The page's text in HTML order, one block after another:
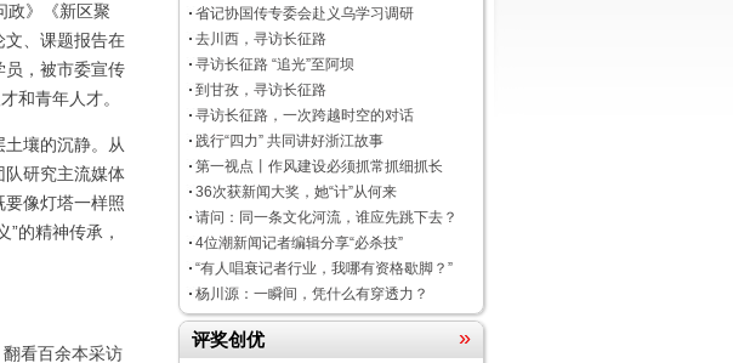
政》《新区聚
文、课题报告在
员，被市委宣传
和青年人才。
壤的沉静。从
队研究主流媒体
像灯塔一样照
的精神传承，
看百余本采访
省记协国传专委会赴义乌学习调研
去川西，寻访长征路
寻访长征路 “追光”至阿坝
到甘孜，寻访长征路
寻访长征路，一次跨越时空的对话
践行“四力” 共同讲好浙江故事
第一视点丨作风建设必须抓常抓细抓长
36次获新闻大奖，她“计”从何来
请问：同一条文化河流，谁应先跳下去？
4位潮新闻记者编辑分享“必杀技”
“有人唱衰记者行业，我哪有资格歇脚？”
杨川源：一瞬间，凭什么有穿透力？
评奖创优 »